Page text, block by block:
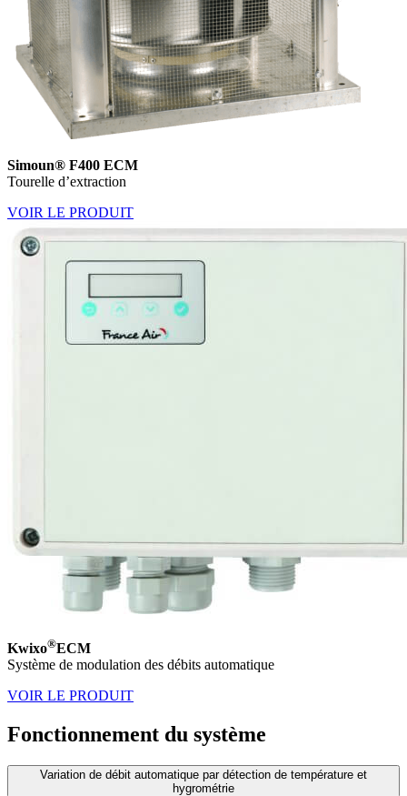
Simoun® F400 ECM
Tourelle d’extraction
VOIR LE PRODUIT
Kwixo®ECM
Système de modulation des débits automatique
VOIR LE PRODUIT
Fonctionnement du système
Variation de débit automatique par détection de température et
hygrométrie